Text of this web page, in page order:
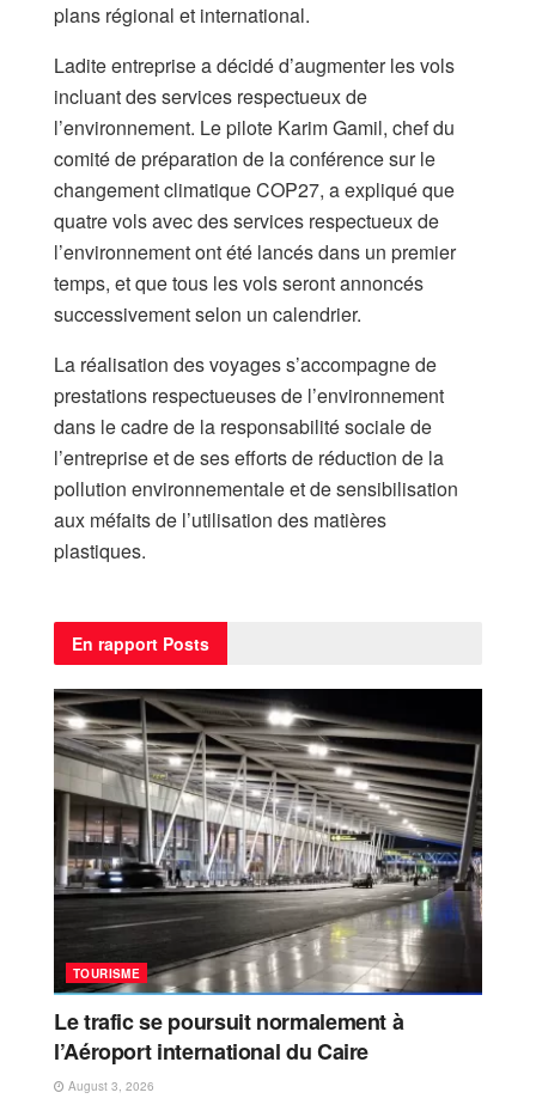
plans régional et international.
Ladite entreprise a décidé d’augmenter les vols
incluant des services respectueux de
l’environnement. Le pilote Karim Gamil, chef du
comité de préparation de la conférence sur le
changement climatique COP27, a expliqué que
quatre vols avec des services respectueux de
l’environnement ont été lancés dans un premier
temps, et que tous les vols seront annoncés
successivement selon un calendrier.
La réalisation des voyages s’accompagne de
prestations respectueuses de l’environnement
dans le cadre de la responsabilité sociale de
l’entreprise et de ses efforts de réduction de la
pollution environnementale et de sensibilisation
aux méfaits de l’utilisation des matières
plastiques.
En rapport Posts
TOURISME
Le trafic se poursuit normalement à
l’Aéroport international du Caire
August 3, 2026